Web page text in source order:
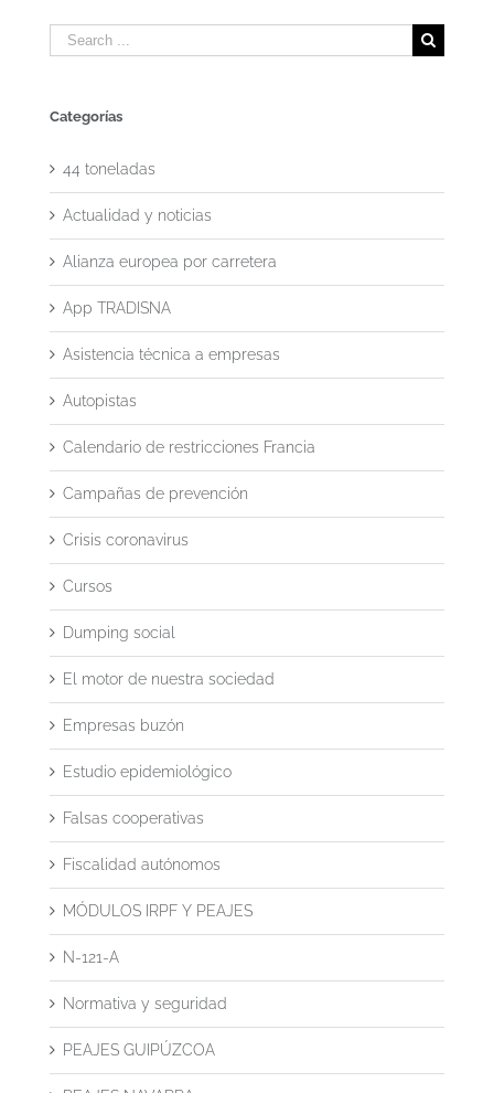
Search
for:
Categorías
44 toneladas
Actualidad y noticias
Alianza europea por carretera
App TRADISNA
Asistencia técnica a empresas
Autopistas
Calendario de restricciones Francia
Campañas de prevención
Crisis coronavirus
Cursos
Dumping social
El motor de nuestra sociedad
Empresas buzón
Estudio epidemiológico
Falsas cooperativas
Fiscalidad autónomos
MÓDULOS IRPF Y PEAJES
N-121-A
Normativa y seguridad
PEAJES GUIPÚZCOA